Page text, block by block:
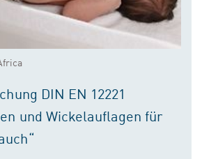
DIN EN 12221
und Wickelauflagen für